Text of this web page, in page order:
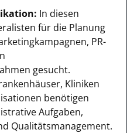
In diesen
für die Planung
PR-
gesucht.
Kliniken
benötigen
Aufgaben,
Qualitätsmanagement.